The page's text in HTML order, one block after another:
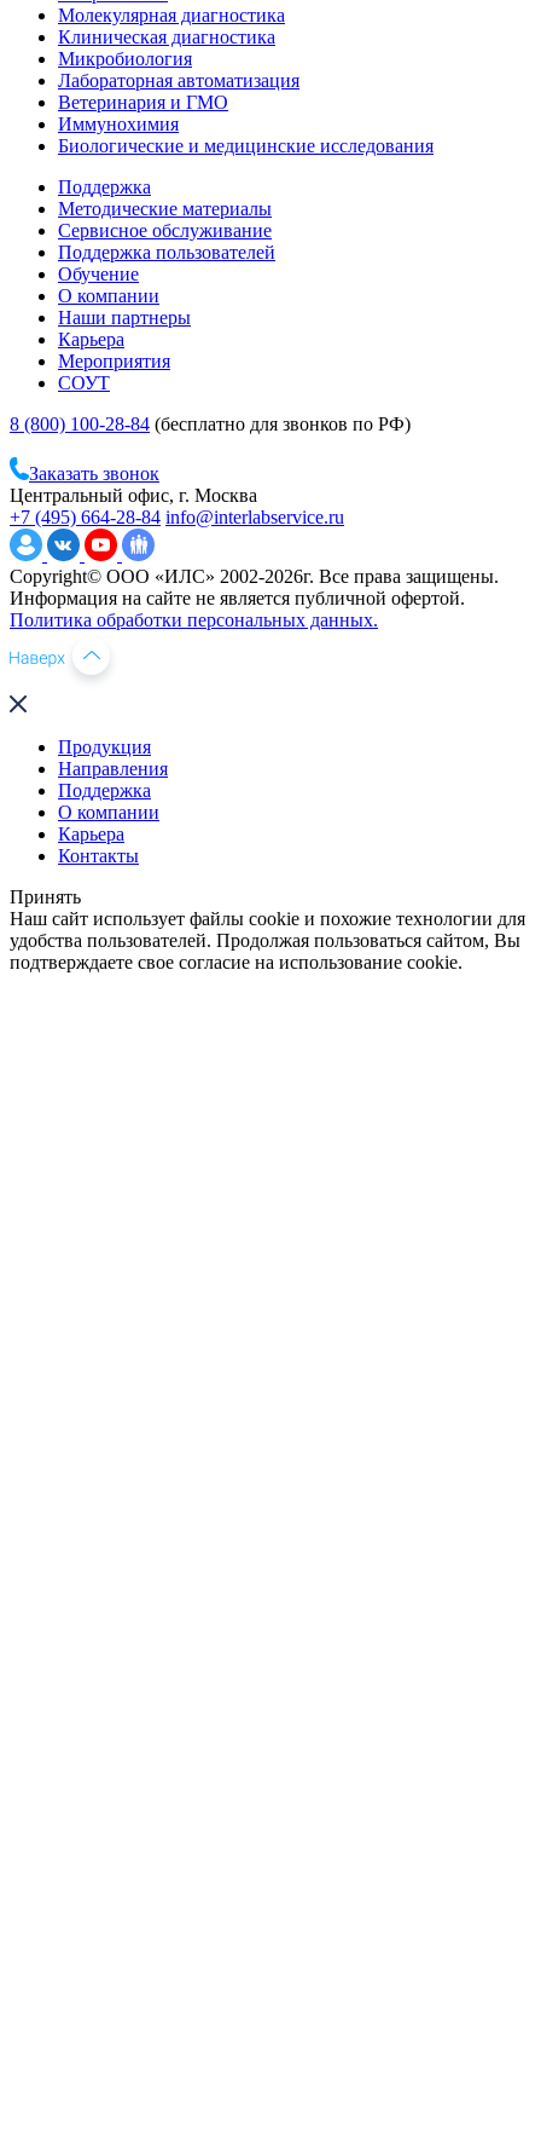
Молекулярная диагностика
Клиническая диагностика
Микробиология
Лабораторная автоматизация
Ветеринария и ГМО
Иммунохимия
Биологические и медицинские исследования
Поддержка
Методические материалы
Сервисное обслуживание
Поддержка пользователей
Обучение
О компании
Наши партнеры
Карьера
Мероприятия
СОУТ
8 (800) 100-28-84 (бесплатно для звонков по РФ)
Заказать звонок
Центральный офис, г. Москва
+7 (495) 664-28-84 info@interlabservice.ru
Copyright© ООО «ИЛС» 2002-2026г. Все права защищены.
Информация на сайте не является публичной офертой.
Политика обработки персональных данных.
Продукция
Направления
Поддержка
О компании
Карьера
Контакты
Принять
Наш сайт использует файлы cookie и похожие технологии для
удобства пользователей. Продолжая пользоваться сайтом, Вы
подтверждаете свое согласие на использование cookie.